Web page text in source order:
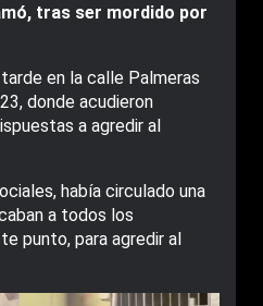
tras ser mordido por
en la calle Palmeras
donde acudieron
a agredir al
había circulado una
a todos los
punto, para agredir al